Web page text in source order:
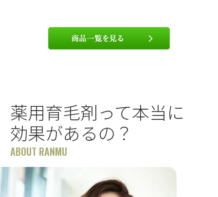
薬用育毛剤って本当に
効果があるの？
ABOUT RANMU